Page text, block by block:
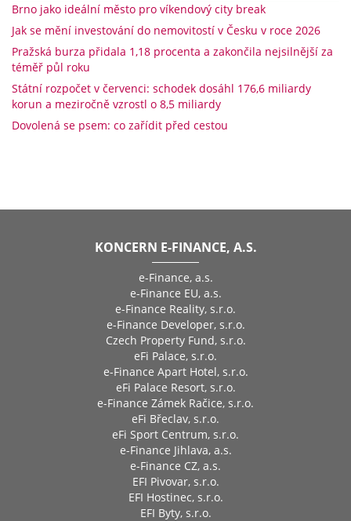
Brno jako ideální město pro víkendový city break
Jak se mění investování do nemovitostí v Česku v roce 2026
Pražská burza přidala 1,18 procenta a zakončila nejsilnější za
téměř půl roku
Státní rozpočet v červenci: schodek dosáhl 176,6 miliardy
korun a meziročně vzrostl o 8,5 miliardy
Dovolená se psem: co zařídit před cestou
KONCERN E-FINANCE, A.S.
e-Finance, a.s.
e-Finance EU, a.s.
e-Finance Reality, s.r.o.
e-Finance Developer, s.r.o.
Czech Property Fund, s.r.o.
eFi Palace, s.r.o.
e-Finance Apart Hotel, s.r.o.
eFi Palace Resort, s.r.o.
e-Finance Zámek Račice, s.r.o.
eFi Břeclav, s.r.o.
eFi Sport Centrum, s.r.o.
e-Finance Jihlava, a.s.
e-Finance CZ, a.s.
EFI Pivovar, s.r.o.
EFI Hostinec, s.r.o.
EFI Byty, s.r.o.